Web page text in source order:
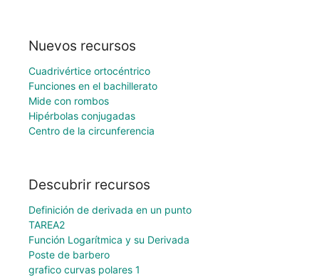
Nuevos recursos
Cuadrivértice ortocéntrico
Funciones en el bachillerato
Mide con rombos
Hipérbolas conjugadas
Centro de la circunferencia
Descubrir recursos
Definición de derivada en un punto
TAREA2
Función Logarítmica y su Derivada
Poste de barbero
grafico curvas polares 1